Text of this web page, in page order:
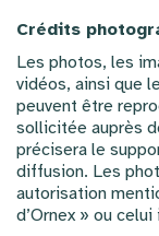
Crédits
Les photos, les
vidéos, ainsi que
peuvent être
sollicitée auprès
précisera le
diffusion. Les
autorisation
d’Ornex » ou